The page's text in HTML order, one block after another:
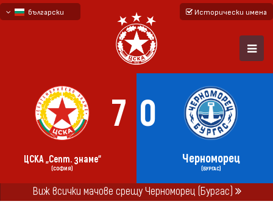
български
Исторически имена
7 0
ЦСКА „Септ. знаме“
(СОФИЯ)
Черноморец
(БУРГАС)
Виж всички мачове срещу Черноморец (Бургас)
НАЧАЛО СЕЗОНИ
1983/84
„А“ РЕПУБЛИКАНСКА ФУТБОЛНА ГРУПА 1983/84